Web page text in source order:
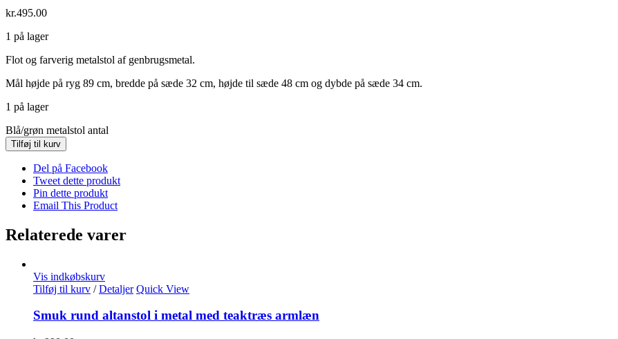
kr.495.00
1 på lager
Flot og farverig metalstol af genbrugsmetal.
Mål højde på ryg 89 cm, bredde på sæde 32 cm, højde til sæde 48 cm og dybde på sæde 34 cm.
1 på lager
Blå/grøn metalstol antal
Tilføj til kurv
Del på Facebook
Tweet dette produkt
Pin dette produkt
Email This Product
Relaterede varer
Vis indkøbskurv
Tilføj til kurv / Detaljer Quick View
Smuk rund altanstol i metal med teaktræs armlæn